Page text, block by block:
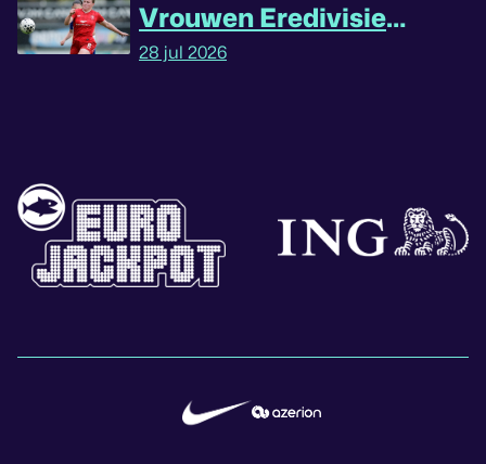
Vrouwen Eredivisie
omgedraaid
28 jul 2026